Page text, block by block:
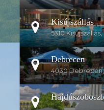
Kisújszállás
5310
Debrecen
4030 Debrecen,